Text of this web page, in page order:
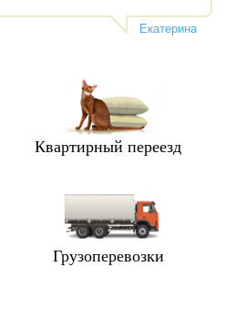
Екатерина
Квартирный переезд
Грузоперевозки